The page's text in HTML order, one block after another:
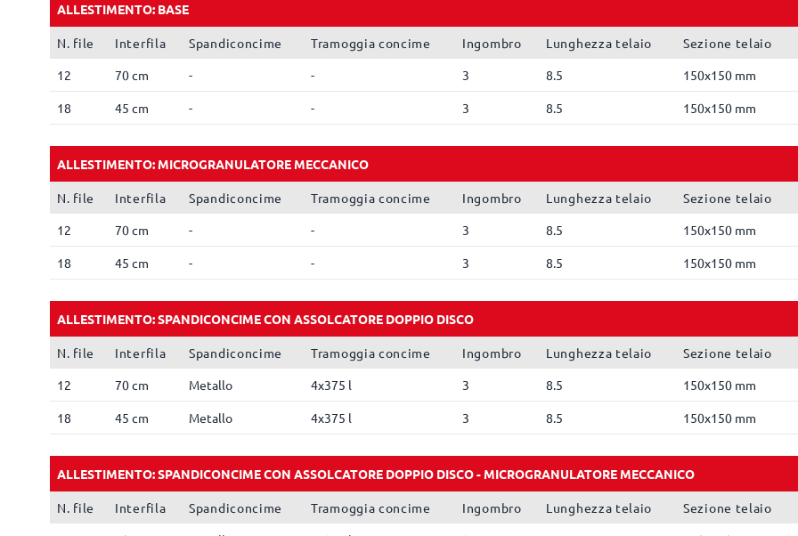
ALLESTIMENTO: BASE
N. file Interfila Spandiconcime Tramoggia concime Ingombro Lunghezza telaio Sezione telaio
12
70 cm - - 3 8.5 150x150 mm
18 45 cm - - 3 8.5 150x150 mm
ALLESTIMENTO: MICROGRANULATORE MECCANICO
N. file Interfila Spandiconcime Tramoggia concime Ingombro Lunghezza telaio Sezione telaio
12
70 cm - - 3 8.5 150x150 mm
18 45 cm - - 3 8.5 150x150 mm
ALLESTIMENTO: SPANDICONCIME CON ASSOLCATORE DOPPIO DISCO
N. file Interfila Spandiconcime Tramoggia concime Ingombro Lunghezza telaio Sezione telaio
12
70 cm Metallo 4x375 l 3 8.5 150x150 mm
18 45 cm Metallo 4x375 l 3 8.5 150x150 mm
ALLESTIMENTO: SPANDICONCIME CON ASSOLCATORE DOPPIO DISCO - MICROGRANULATORE MECCANICO
N. file Interfila Spandiconcime Tramoggia concime Ingombro Lunghezza telaio Sezione telaio